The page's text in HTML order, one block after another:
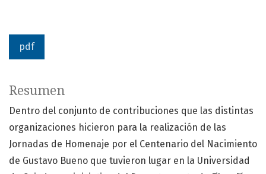
pdf
Resumen
Dentro del conjunto de contribuciones que las distintas
organizaciones hicieron para la realización de las
Jornadas de Homenaje por el Centenario del Nacimiento
de Gustavo Bueno que tuvieron lugar en la Universidad